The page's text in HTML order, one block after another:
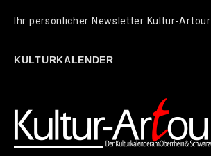
Ihr persönlicher Newsletter Kultur-Artour
KULTURKALENDER